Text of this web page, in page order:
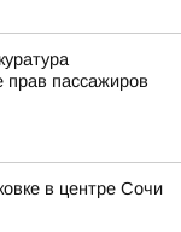
прав пассажиров
в центре Сочи